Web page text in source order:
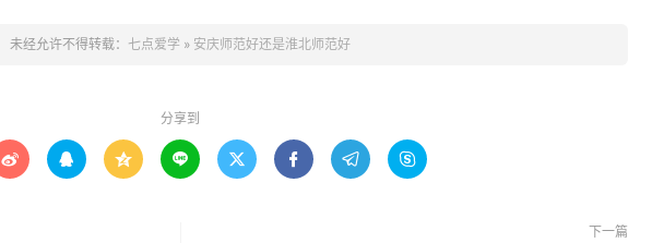
未经允许不得转载： 七点爱学 » 安庆师范好还是淮北师范好
分享到
       
下一篇